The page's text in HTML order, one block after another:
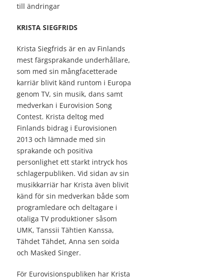
till ändringar
KRISTA SIEGFRIDS
Krista Siegfrids är en av Finlands
mest färgsprakande underhållare,
som med sin mångfacetterade
karriär blivit känd runtom i Europa
genom TV, sin musik, dans samt
medverkan i Eurovision Song
Contest. Krista deltog med
Finlands bidrag i Eurovisionen
2013 och lämnade med sin
sprakande och positiva
personlighet ett starkt intryck hos
schlagerpubliken. Vid sidan av sin
musikkarriär har Krista även blivit
känd för sin medverkan både som
programledare och deltagare i
otaliga TV produktioner såsom
UMK, Tanssii Tähtien Kanssa,
Tähdet Tähdet, Anna sen soida
och Masked Singer.
För Eurovisionspubliken har Krista